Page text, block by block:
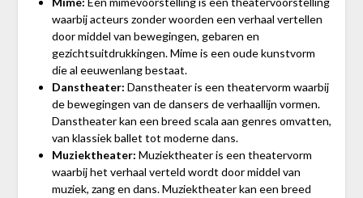
waarbij acteurs zonder woorden een verhaal vertellen
door middel van bewegingen, gebaren en
gezichtsuitdrukkingen. Mime is een oude kunstvorm
die al eeuwenlang bestaat.
Danstheater: Danstheater is een theatervorm waarbij
de bewegingen van de dansers de verhaallijn vormen.
Danstheater kan een breed scala aan genres omvatten,
van klassiek ballet tot moderne dans.
Muziektheater: Muziektheater is een theatervorm
waarbij het verhaal verteld wordt door middel van
muziek, zang en dans. Muziektheater kan een breed